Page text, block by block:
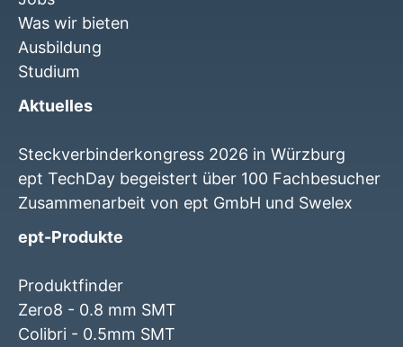
Was wir bieten
Ausbildung
Studium
Aktuelles
Steckverbinderkongress 2026 in Würzburg
ept TechDay begeistert über 100 Fachbesucher
Zusammenarbeit von ept GmbH und Swelex
ept-Produkte
Produktfinder
Zero8 - 0.8 mm SMT
Colibri - 0.5mm SMT